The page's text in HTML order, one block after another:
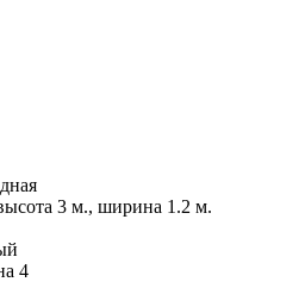
3 м., ширина 1.2 м.
4